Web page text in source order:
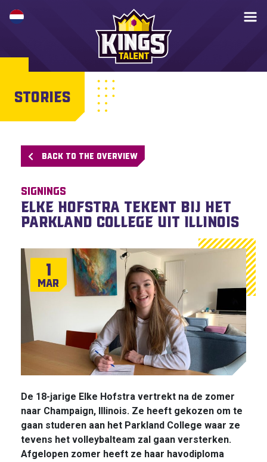
STORIES
BACK TO THE OVERVIEW
Signings
Elke Hofstra tekent bij het
Parkland College uit Illinois
1
Mar
De 18-jarige Elke Hofstra vertrekt na de zomer
naar Champaign, Illinois. Ze heeft gekozen om te
gaan studeren aan het Parkland College waar ze
tevens het volleybalteam zal gaan versterken.
Afgelopen zomer heeft ze haar havodiploma